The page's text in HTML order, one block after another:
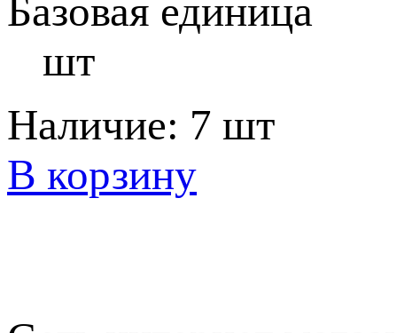
Базовая единица
шт
Наличие: 7 шт
В корзину